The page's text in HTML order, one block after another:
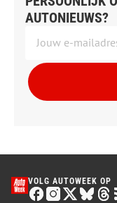
AUTONIEUWS?
VOLG AUTOWEEK OP